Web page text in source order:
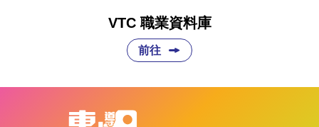
VTC 職業資料庫
前往